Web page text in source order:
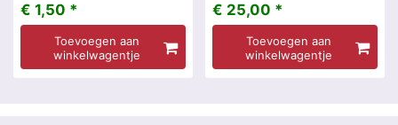
€ 1,50 *
Toevoegen aan
winkelwagentje
€ 25,00 *
Toevoegen aan
winkelwagentje